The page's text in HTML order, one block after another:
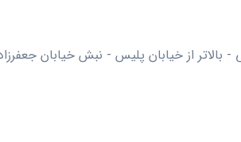
بالاتر از خیابان پلیس - نبش خیابان